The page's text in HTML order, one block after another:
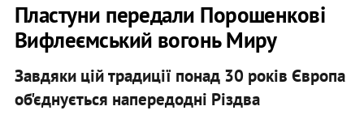
Пластуни передали Порошенкові
Вифлеємський вогонь Миру
Завдяки цій традиції понад 30 років Європа
об'єднується напередодні Різдва